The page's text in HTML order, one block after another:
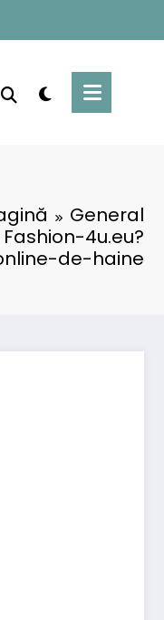
General
4u.eu?
de-haine